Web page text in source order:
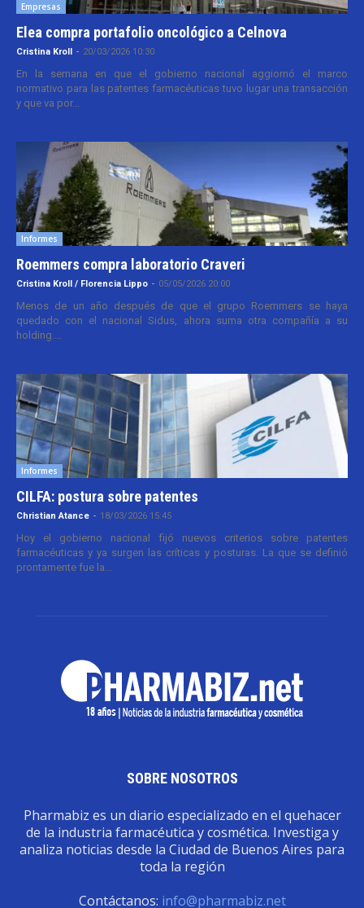
Empresas
Elea compra portafolio oncológico a Celnova
Cristina Kroll - 20/03/2026 10:30
En la semana en que el gobierno nacional aggiornó el marco
normativo para las patentes farmacéuticas tuvo lugar una transacción
y que va por...
Informes
Roemmers compra laboratorio Craveri
Cristina Kroll / Florencia Lippo - 05/05/2026 20:00
Menos de un año después de que el grupo Roemmers se haya
quedado con el nacional Sidus, ahora suma otra compañía a su
holding....
Informes
CILFA: postura sobre patentes
Christian Atance - 18/03/2026 15:45
Hoy el gobierno nacional fijó nuevos criterios sobre patentes
farmacéuticas y ya surgen las críticas y posturas. La que se definió
prontamente fue la...
SOBRE NOSOTROS
Pharmabiz es un diario especializado en el quehacer
de la industria farmacéutica y cosmética. Investiga y
analiza noticias desde la Ciudad de Buenos Aires para
toda la región
Contáctanos: info@pharmabiz.net